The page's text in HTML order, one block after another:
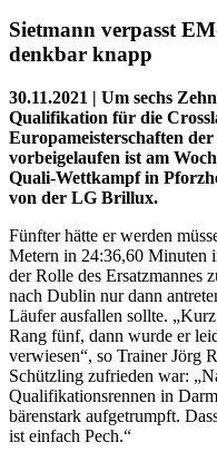
Sietmann verpasst
denkbar knapp
30.11.2021 | Um sechs
Qualifikation für die
Europameisterschaften der
vorbeigelaufen ist am
Quali-Wettkampf in
von der LG Brillux.
Fünfter hätte er werden
Metern in 24:36,60 Minuten
der Rolle des Ersatzmannes
nach Dublin nur dann
Läufer ausfallen sollte.
Rang fünf, dann wurde er
verwiesen“, so Trainer Jörg
Schützling zufrieden war:
Qualifikationsrennen in
bärenstark aufgetrumpft.
ist einfach Pech.“